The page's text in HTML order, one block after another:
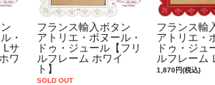
・
Lサ
ワ
フランス輸入ボタン
アトリエ・ボヌール・
ドゥ・ジュール【フリ
ルフレーム ホワイ
ト】
SOLD OUT
フランス輸
アトリエ・
ドゥ・ジュ
ルフレーム
1,870円(税込)